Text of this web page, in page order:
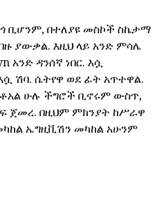
ቢሆንም, በተለያዩ መስኮች ስኬታማ
ያውቃል. እዚህ ላይ አንድ ምሳሌ
አንድ ዳንሰኛ ነበር. እሷ
ሽባ. ሴትየዋ ወደ ፊት አጥተዋል.
ሁሉ ችግሮች ቢኖሩም ውስጥ,
ጀመረ. በዚህም ምክንያት ከሥራዋ
ኤግዚቪሽን መካከል አሁንም